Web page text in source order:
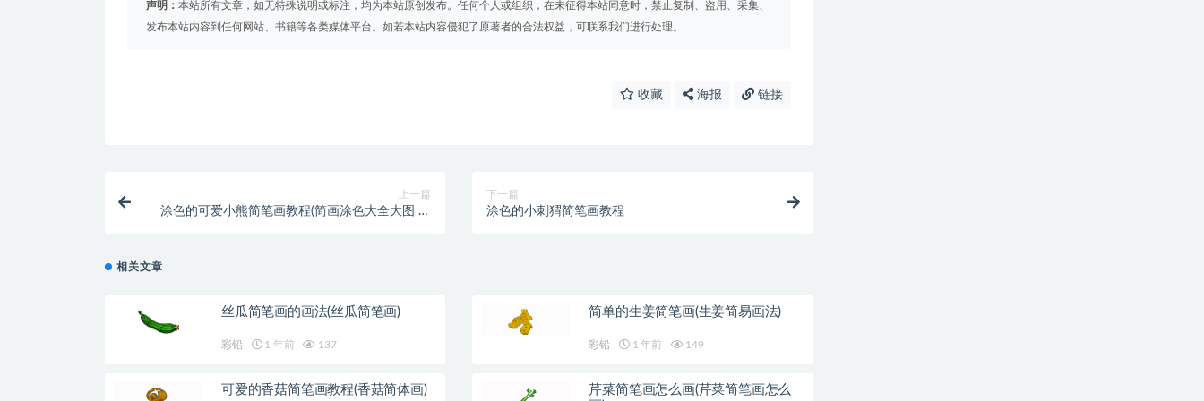
声明： 本站所有文章，如无特殊说明或标注，均为本站原创发布。任何个人或组织，在未征得本站同意时，禁止复制、盗用、采集、
发布本站内容到任何网站、书籍等各类媒体平台。如若本站内容侵犯了原著者的合法权益，可联系我们进行处理。
收藏 海报 链接
上一篇
涂色的可爱小熊简笔画教程(简画涂色大全大图 可
下一篇
涂色的小刺猬简笔画教程
相关文章
丝瓜简笔画的画法(丝瓜简笔画)
彩铅 1 年前 137
简单的生姜简笔画(生姜简易画法)
彩铅 1 年前 149
可爱的香菇简笔画教程(香菇简体画)
芹菜简笔画怎么画(芹菜简笔画怎么